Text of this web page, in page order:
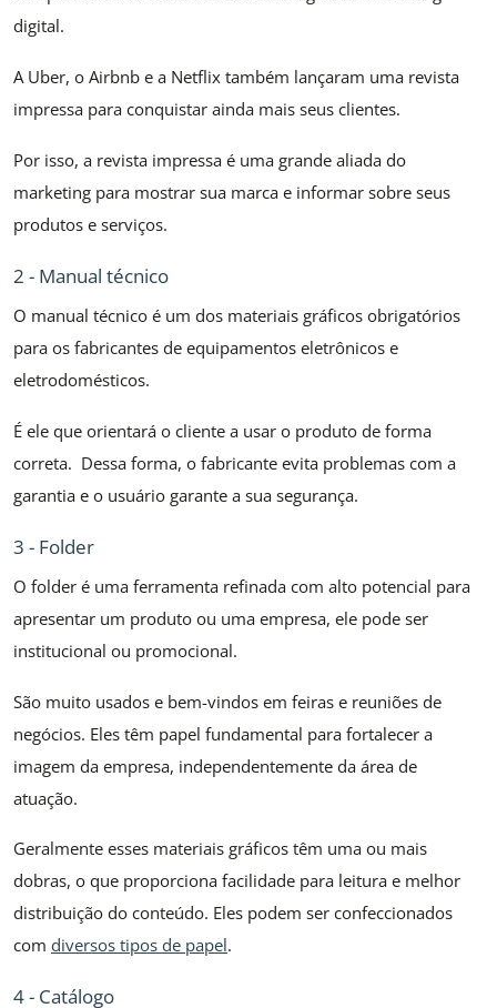
digital.
A Uber, o Airbnb e a Netflix também lançaram uma revista
impressa para conquistar ainda mais seus clientes.
Por isso, a revista impressa é uma grande aliada do
marketing para mostrar sua marca e informar sobre seus
produtos e serviços.
2 - Manual técnico
O manual técnico é um dos materiais gráficos obrigatórios
para os fabricantes de equipamentos eletrônicos e
eletrodomésticos.
É ele que orientará o cliente a usar o produto de forma
correta. Dessa forma, o fabricante evita problemas com a
garantia e o usuário garante a sua segurança.
3 - Folder
O folder é uma ferramenta refinada com alto potencial para
apresentar um produto ou uma empresa, ele pode ser
institucional ou promocional.
São muito usados e bem-vindos em feiras e reuniões de
negócios. Eles têm papel fundamental para fortalecer a
imagem da empresa, independentemente da área de
atuação.
Geralmente esses materiais gráficos têm uma ou mais
dobras, o que proporciona facilidade para leitura e melhor
distribuição do conteúdo. Eles podem ser confeccionados
com diversos tipos de papel.
4 - Catálogo